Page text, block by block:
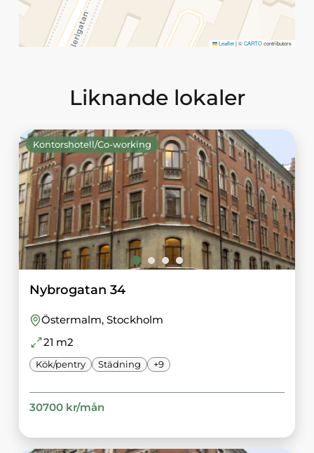
Leaflet|©CARTOcontributors
Liknande lokaler
Kontorshotell/Co-working
Nybrogatan 34
Östermalm, Stockholm
21 m2
Kök/pentry Städning +9
30700kr/mån